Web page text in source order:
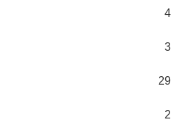
4
3
29
2